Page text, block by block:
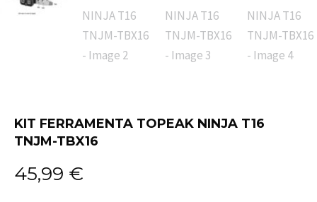
KIT FERRAMENTA TOPEAK NINJA T16
TNJM-TBX16
45,99 €